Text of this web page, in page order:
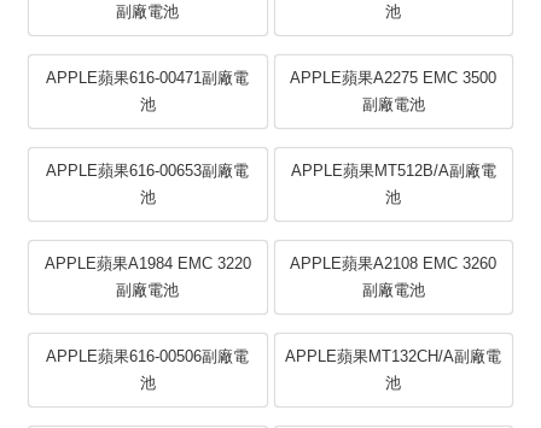
副廠電池
池
APPLE蘋果616-00471副廠電
池
APPLE蘋果A2275 EMC 3500
副廠電池
APPLE蘋果616-00653副廠電
池
APPLE蘋果MT512B/A副廠電
池
APPLE蘋果A1984 EMC 3220
副廠電池
APPLE蘋果A2108 EMC 3260
副廠電池
APPLE蘋果616-00506副廠電
池
APPLE蘋果MT132CH/A副廠電
池